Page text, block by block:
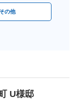
その他
U様邸